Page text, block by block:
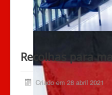
Recolhas para
Criado em 28 abril 2021